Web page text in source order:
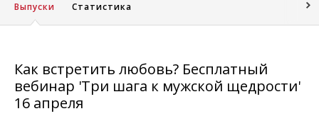
Выпуски Статистика
Как встретить любовь? Бесплатный
вебинар 'Три шага к мужской щедрости'
16 апреля